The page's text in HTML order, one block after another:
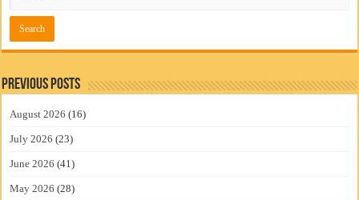
Previous Posts
August 2026 (16)
July 2026 (23)
June 2026 (41)
May 2026 (28)